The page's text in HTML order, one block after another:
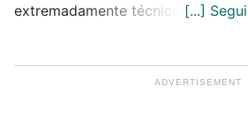
extremadamente técnico.